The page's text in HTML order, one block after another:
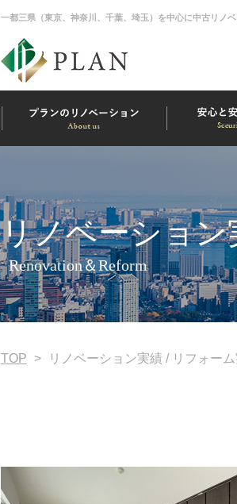
一都三県（東京、神奈川、千葉、埼玉）を中心に中古リノ
リノベーショ
Renovation＆Reform
TOP > リノベーション実績 / リフォー